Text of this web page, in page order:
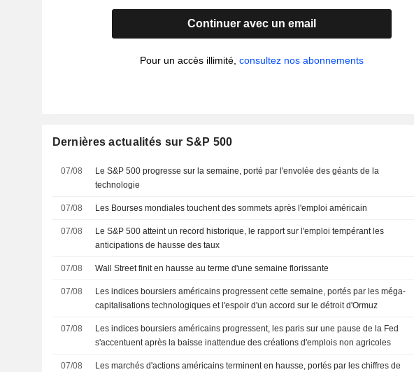
Continuer avec un email
Pour un accès illimité,consultez nos abonnements
Dernières actualités sur S&P 500
07/08
Le S&P 500 progresse sur la semaine, porté par l'envolée des géants de la
technologie
07/08 Les Bourses mondiales touchent des sommets après l'emploi américain
07/08
Le S&P 500 atteint un record historique, le rapport sur l'emploi tempérant les
anticipations de hausse des taux
07/08 Wall Street finit en hausse au terme d'une semaine florissante
07/08
Les indices boursiers américains progressent cette semaine, portés par les méga-
capitalisations technologiques et l'espoir d'un accord sur le détroit d'Ormuz
07/08
Les indices boursiers américains progressent, les paris sur une pause de la Fed
s'accentuent après la baisse inattendue des créations d'emplois non agricoles
07/08
Les marchés d'actions américains terminent en hausse, portés par les chiffres de